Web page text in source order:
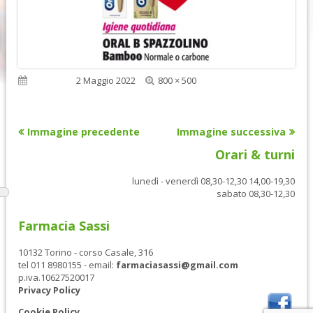
Pubblicato2 Maggio 2022
Dimensione
800 × 500
Immagine precedente Immagine successiva
Orari & turni
lunedì - venerdì 08,30-12,30 14,00-19,30
sabato 08,30-12,30
Farmacia Sassi
10132 Torino - corso Casale, 316
tel 011 8980155 - email: farmaciasassi@gmail.com
p.iva.10627520017
Privacy Policy